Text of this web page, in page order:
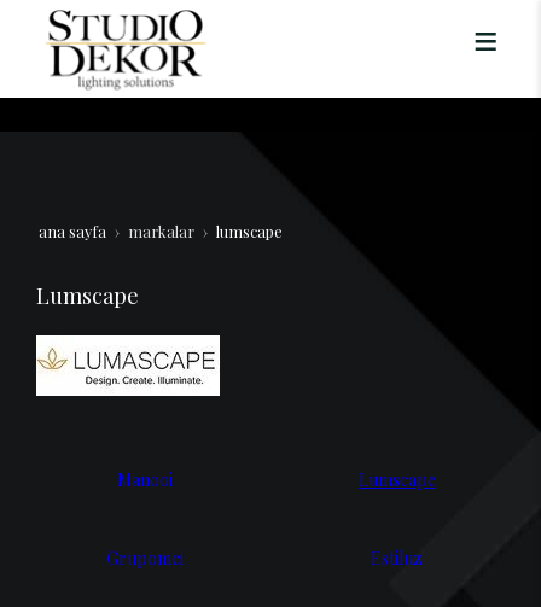
ana sayfa markalar lumscape
Lumscape
Manooi Lumscape
Grupomci Estiluz